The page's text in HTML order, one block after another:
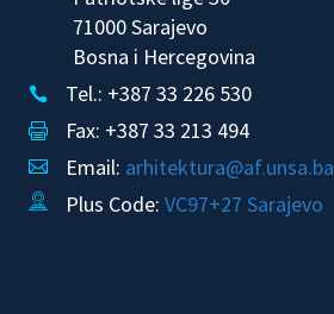
71000 Sarajevo
Bosna i Hercegovina

 Tel.: +387 33 226 530

 Fax: +387 33 213 494

 Email: arhitektura@af.unsa.ba

 Plus Code: VC97+27 Sarajevo